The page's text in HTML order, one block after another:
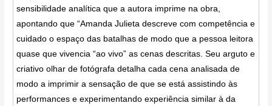
sensibilidade analítica que a autora imprime na obra,
apontando que “Amanda Julieta descreve com competência e
cuidado o espaço das batalhas de modo que a pessoa leitora
quase que vivencia “ao vivo” as cenas descritas. Seu arguto e
criativo olhar de fotógrafa detalha cada cena analisada de
modo a imprimir a sensação de que se está assistindo às
performances e experimentando experiência similar à da